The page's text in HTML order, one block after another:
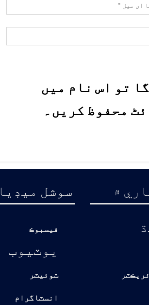
تو اس نام میں
محفوظ کریں۔
۾
ڌ
سوشل ميڊيا
فيسبوڪ
يوٽيوب
ٽوئيٽر
انسٽاگرام